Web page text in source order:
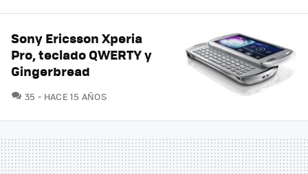
Sony Ericsson Xperia
Pro, teclado QWERTY y
Gingerbread
35 COMENTARIOS
HACE 15 AÑOS